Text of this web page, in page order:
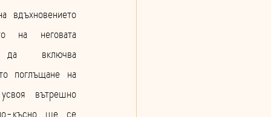
вдъхновението
на неговата
включва
поглъщане на
вътрешно
късно ще се